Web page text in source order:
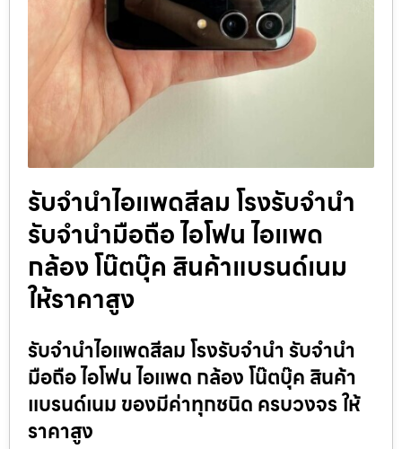
รับจำนำไอแพดสีลม โรงรับจำนำ
รับจำนำมือถือ ไอโฟน ไอแพด
กล้อง โน๊ตบุ๊ค สินค้าแบรนด์เนม
ให้ราคาสูง
รับจำนำไอแพดสีลม โรงรับจำนำ รับจำนำ
มือถือ ไอโฟน ไอแพด กล้อง โน๊ตบุ๊ค สินค้า
แบรนด์เนม ของมีค่าทุกชนิด ครบวงจร ให้
ราคาสูง